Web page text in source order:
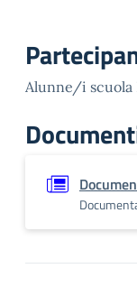
Alunne/i scuola